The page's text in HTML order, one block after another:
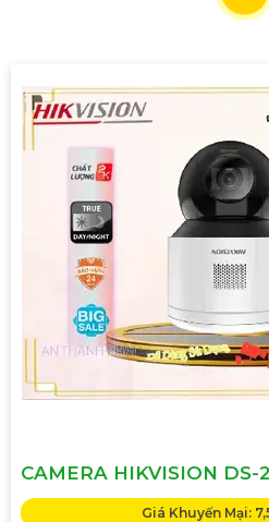
CAMERA HIKVISION
Giá Khuyến Mại: